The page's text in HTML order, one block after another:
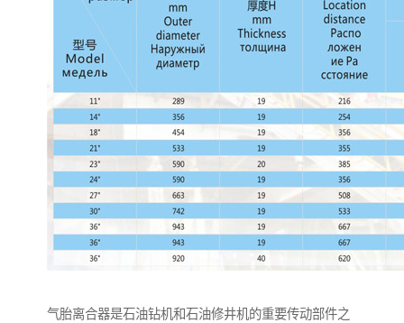
气胎离合器是石油钻机和石油修井机的重要传动部件之